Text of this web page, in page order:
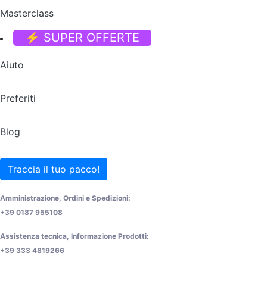
Masterclass
⚡ SUPER OFFERTE
Aiuto
Preferiti
Blog
Traccia il tuo pacco!
Amministrazione, Ordini e Spedizioni:
+39 0187 955108
Assistenza tecnica, Informazione Prodotti:
+39 333 4819266